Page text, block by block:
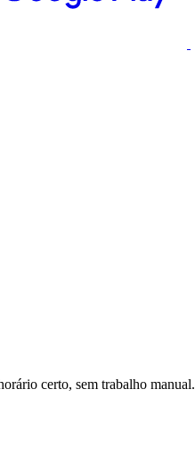
certo, sem trabalho manual.